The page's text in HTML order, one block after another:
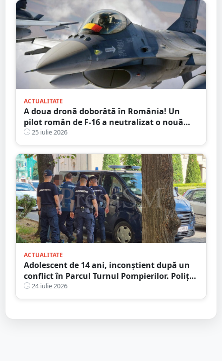
ACTUALITATE
A doua dronă doborâtă în România! Un
pilot român de F-16 a neutralizat o nouă
țintă aeriană în apropierea Deltei Dunării
25 iulie 2026
ACTUALITATE
Adolescent de 14 ani, inconștient după un
conflict în Parcul Turnul Pompierilor. Poliția
a deschis dosar penal
24 iulie 2026